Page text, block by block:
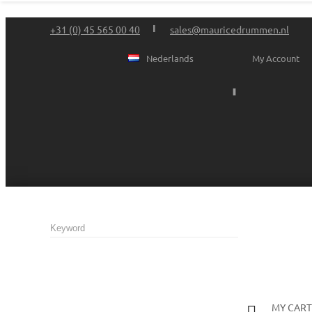
+31 (0) 45 565 00 40 sales@mauricedrummen.nl
My Account
Nederlands
MY CART